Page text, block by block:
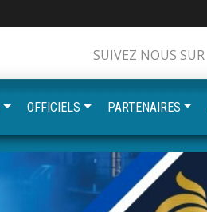
SUIVEZ NOUS SUR
OFFICIELS PARTENAIRES